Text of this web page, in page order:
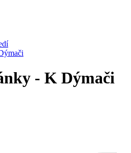
- K Dýmači